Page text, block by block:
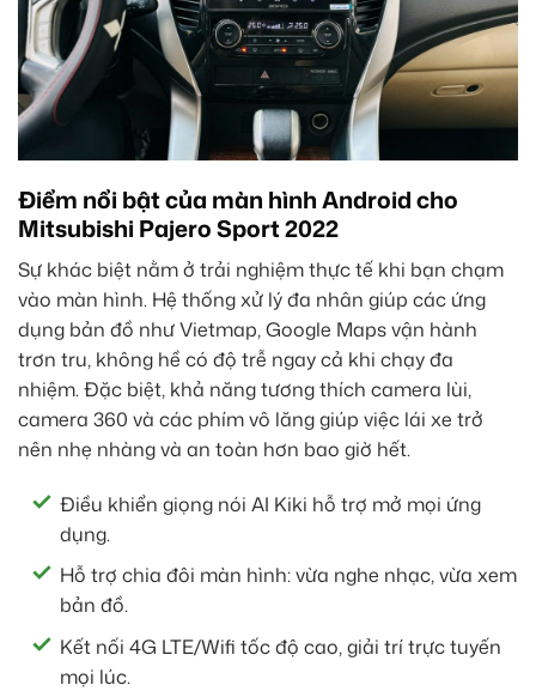
Điểm nổi bật của màn hình Android cho
Mitsubishi Pajero Sport 2022
Sự khác biệt nằm ở trải nghiệm thực tế khi bạn chạm
vào màn hình. Hệ thống xử lý đa nhân giúp các ứng
dụng bản đồ như Vietmap, Google Maps vận hành
trơn tru, không hề có độ trễ ngay cả khi chạy đa
nhiệm. Đặc biệt, khả năng tương thích camera lùi,
camera 360 và các phím vô lăng giúp việc lái xe trở
nên nhẹ nhàng và an toàn hơn bao giờ hết.
Điều khiển giọng nói AI Kiki hỗ trợ mở mọi ứng
dụng.
Hỗ trợ chia đôi màn hình: vừa nghe nhạc, vừa xem
bản đồ.
Kết nối 4G LTE/Wifi tốc độ cao, giải trí trực tuyến
mọi lúc.